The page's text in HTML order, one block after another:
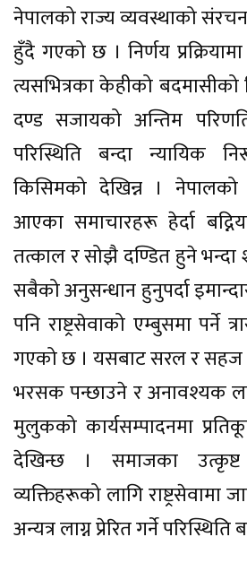
नेपालको राज्य व्यवस्थाको
हुँदै गएको छ । निर्णय
त्यसभित्रका केहीको
दण्ड सजायको अन्तिम
परिस्थिति बन्दा न्यायिक
किसिमको देखिन्न । नेपालको
आएका समाचारहरू हेर्दा
तत्काल र सोझै दण्डित हुने भन्दा
सबैको अनुसन्धान हुनुपर्दा
पनि राष्ट्रसेवाको एम्बुसमा पर्ने
गएको छ । यसबाट सरल र
भरसक पन्छाउने र अनावश्यक
मुलुकको कार्यसम्पादनमा
देखिन्छ । समाजका उत्कृष्ट
व्यक्तिहरूको लागि राष्ट्रसेवामा
अन्यत्र लाग्न प्रेरित गर्ने